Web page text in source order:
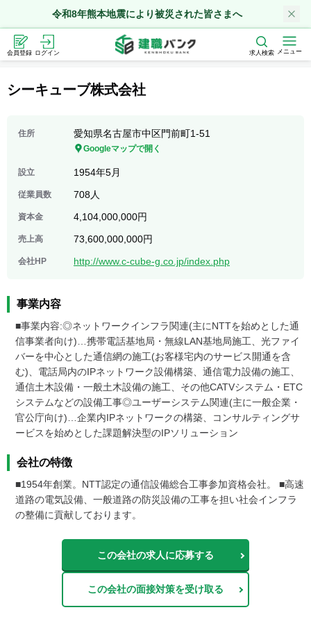
令和8年熊本地震により被災された皆さまへ
会員登録 ログイン 求人検索 メニュー
シーキューブ株式会社
住所 愛知県名古屋市中区門前町1-51
Googleマップで開く
設立 1954年5月
従業員数 708人
資本金 4,104,000,000円
売上高 73,600,000,000円
会社HP http://www.c-cube-g.co.jp/index.php
事業内容
■事業内容:◎ネットワークインフラ関連(主にNTTを始めとした通
信事業者向け)…携帯電話基地局・無線LAN基地局施工、光ファイ
バーを中心とした通信網の施工(お客様宅内のサービス開通を含
む)、電話局内のIPネットワーク設備構築、通信電力設備の施工、
通信土木設備・一般土木設備の施工、その他CATVシステム・ETC
システムなどの設備工事◎ユーザーシステム関連(主に一般企業・
官公庁向け)…企業内IPネットワークの構築、コンサルティングサ
ービスを始めとした課題解決型のIPソリューション
会社の特徴
■1954年創業。NTT認定の通信設備総合工事参加資格会社。 ■高速
道路の電気設備、一般道路の防災設備の工事を担い社会インフラ
の整備に貢献しております。
この会社の求人に応募する
この会社の面接対策を受け取る